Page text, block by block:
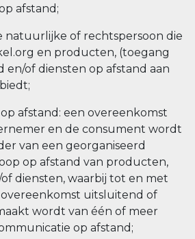
afstand;
natuurlijke of rechtspersoon die
en producten, (toegang
of diensten op afstand aan
afstand: een overeenkomst
en de consument wordt
van een georganiseerd
op afstand van producten,
diensten, waarbij tot en met
uitsluitend of
wordt van één of meer
op afstand;